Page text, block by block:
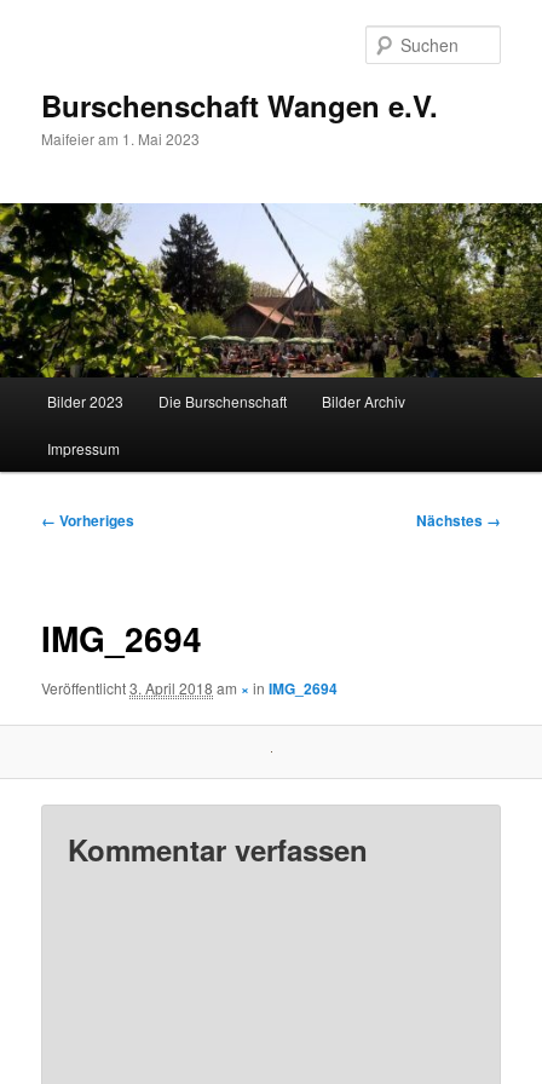
Burschenschaft Wangen e.V.
Maifeier am 1. Mai 2023
Bilder 2023 Die Burschenschaft Bilder Archiv
Impressum
Bilder-
← Vorheriges Nächstes →
IMG_2694
Veröffentlicht3. April 2018 am ×inIMG_2694
Kommentar verfassen